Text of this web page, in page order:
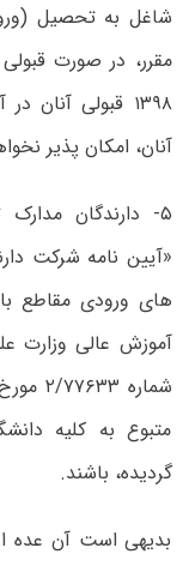
مقرر، در صورت
۱۳۹۸ قبولی
آنان، امکان پذیر
۵- دارندگان
«آیین نامه شرکت
آموزش عالی وزارت
متبوع به کلیه
گردیده، باشند.
بدیهی است آن عده